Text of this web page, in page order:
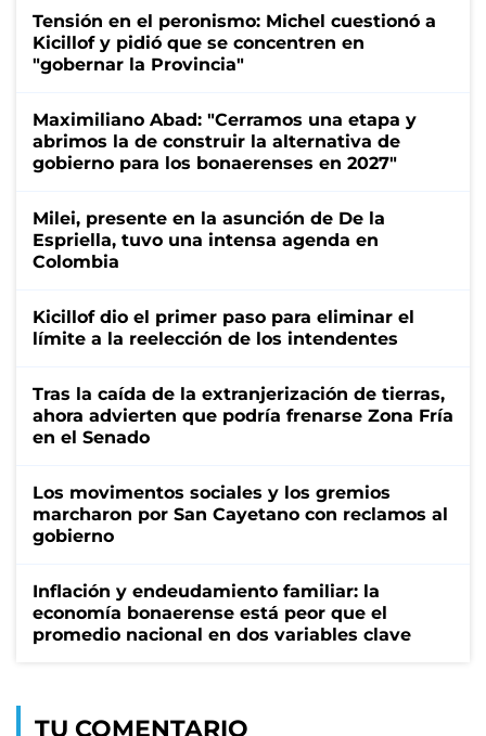
Tensión en el peronismo: Michel cuestionó a
Kicillof y pidió que se concentren en
"gobernar la Provincia"
Maximiliano Abad: "Cerramos una etapa y
abrimos la de construir la alternativa de
gobierno para los bonaerenses en 2027"
Milei, presente en la asunción de De la
Espriella, tuvo una intensa agenda en
Colombia
Kicillof dio el primer paso para eliminar el
límite a la reelección de los intendentes
Tras la caída de la extranjerización de tierras,
ahora advierten que podría frenarse Zona Fría
en el Senado
Los movimentos sociales y los gremios
marcharon por San Cayetano con reclamos al
gobierno
Inflación y endeudamiento familiar: la
economía bonaerense está peor que el
promedio nacional en dos variables clave
TU COMENTARIO